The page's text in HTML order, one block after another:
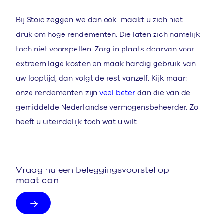
Bij Stoic zeggen we dan ook: maakt u zich niet
druk om hoge rendementen. Die laten zich namelijk
toch niet voorspellen. Zorg in plaats daarvan voor
extreem lage kosten en maak handig gebruik van
uw looptijd, dan volgt de rest vanzelf. Kijk maar:
onze rendementen zijn veel beter dan die van de
gemiddelde Nederlandse vermogensbeheerder. Zo
heeft u uiteindelijk toch wat u wilt.
Vraag nu een beleggingsvoorstel op
maat aan